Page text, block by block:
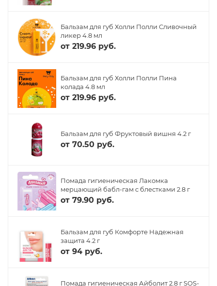
Бальзам для губ Холли Полли Сливочный
ликер 4.8 мл
от 219.96 руб.
Бальзам для губ Холли Полли Пина
колада 4.8 мл
от 219.96 руб.
Бальзам для губ Фруктовый вишня 4.2 г
от 70.50 руб.
Помада гигиеническая Лакомка
мерцающий бабл-гам с блестками 2.8 г
от 79.90 руб.
Бальзам для губ Комфорте Надежная
защита 4.2 г
от 94 руб.
Помада гигиеническая Айболит 2.8 г SOS-